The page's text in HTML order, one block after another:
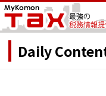
Daily